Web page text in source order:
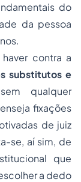
do
da pessoa
contra a
substitutos e
qualquer
fixações
de juiz
se, aí sim, de
que
a dedo